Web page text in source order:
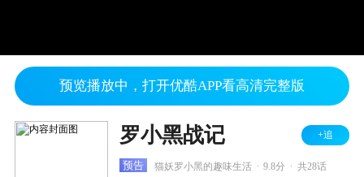
预览播放中，打开优酷APP看高清完整版
罗小黑战记 +追
预告 猫妖罗小黑的趣味生活 9.8分 共28话